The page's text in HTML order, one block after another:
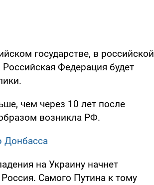
государстве, в российской
Федерация будет
чем через 10 лет после
возникла РФ.
Донбасса
на Украину начнет
Самого Путина к тому